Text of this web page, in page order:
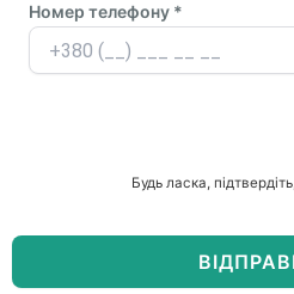
Номер телефону *
Будь ласка,